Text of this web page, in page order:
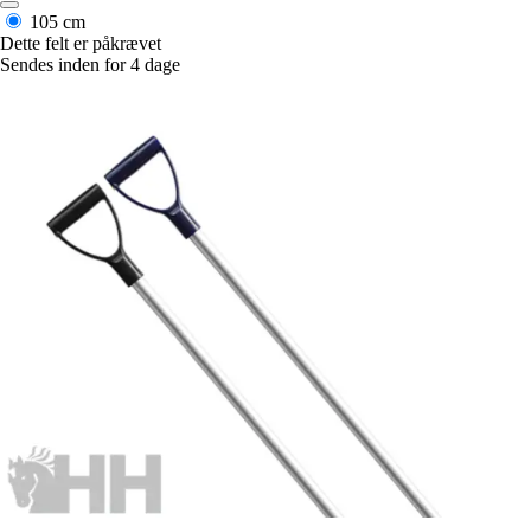
105 cm
Dette felt er påkrævet
Sendes inden for 4 dage